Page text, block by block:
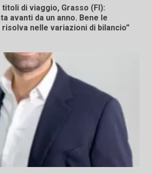
titoli di viaggio, Grasso (FI):
avanti da un anno. Bene le
nelle variazioni di bilancio”